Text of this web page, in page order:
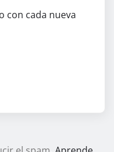
con cada nueva